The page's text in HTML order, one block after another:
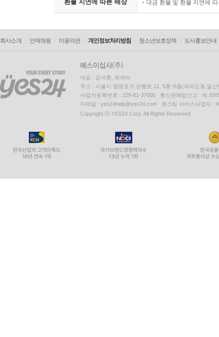
환불 지연에 따른 배상 대금 환불 및 환불 지연에
회사소개 인재채용 이용약관 개인정보처리방침 청소년보호정책 도서홍보안내
대표 : 김석환, 최세라
주소 : 서울시 영등포구 은행로 11, 5층~6층(여의도동,일신
사업자등록번호 : 229-81-37000 통신판매업신고 : 제
이메일 : yes24help@yes24.com 호스팅 서비스사업자 :
Copyright ⓒ YES24 Corp. All Rights Reserved.